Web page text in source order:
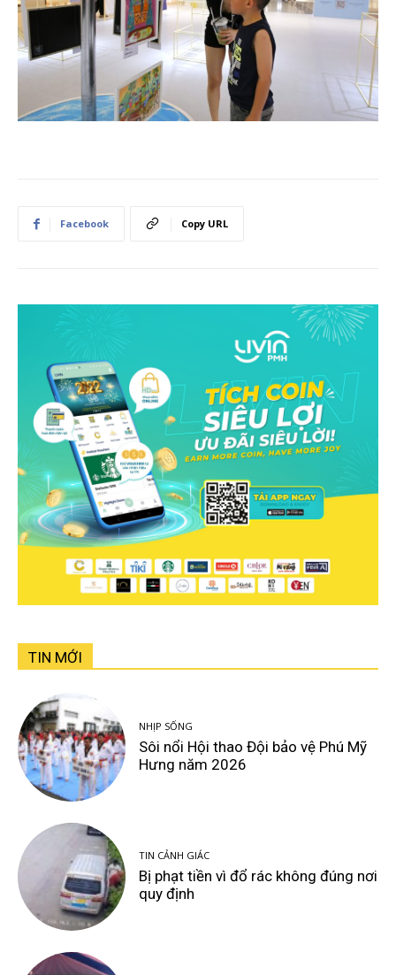
Facebook Copy URL
TIN MỚI
NHỊP SỐNG
Sôi nổi Hội thao Đội bảo vệ Phú Mỹ
Hưng năm 2026
TIN CẢNH GIÁC
Bị phạt tiền vì đổ rác không đúng nơi
quy định